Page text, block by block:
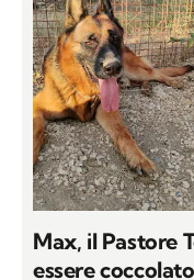
Max, il Pastore
essere